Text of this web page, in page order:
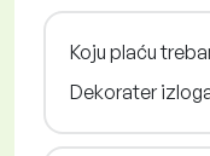
Koju plaću
Dekorater